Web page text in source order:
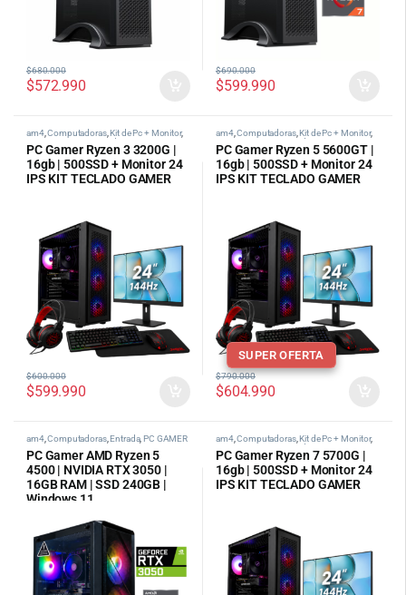
$572.990
$680.000
$599.990
$690.000
am4,Computadoras,Kit de Pc + Monitor,
PC Gamer Ryzen 3 3200G |
16gb | 500SSD + Monitor 24
IPS KIT TECLADO GAMER
$599.990
$600.000
SUPER OFERTA
am4,Computadoras,Kit de Pc + Monitor,
PC Gamer Ryzen 5 5600GT |
16gb | 500SSD + Monitor 24
IPS KIT TECLADO GAMER
$604.990
$790.000
am4,Computadoras,Entrada,PC GAMER
PC Gamer AMD Ryzen 5
4500 | NVIDIA RTX 3050 |
16GB RAM | SSD 240GB |
Windows 11
am4,Computadoras,Kit de Pc + Monitor,
tipos de pc categoria
PC Gamer Ryzen 7 5700G |
16gb | 500SSD + Monitor 24
IPS KIT TECLADO GAMER